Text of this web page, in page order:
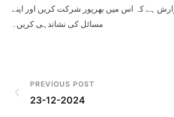
ہے کہ اس میں بھرپور شرکت کریں اور اپنے
مسائل کی نشاندہی کریں۔
PREVIOUS POST
23-12-2024